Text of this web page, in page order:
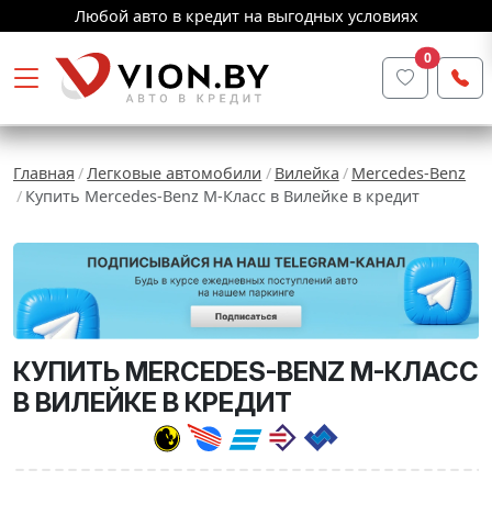
Любой авто в кредит на выгодных условиях
0
Главная Легковые автомобили Вилейка
Mercedes-Benz
Купить Mercedes-Benz M-Класс в Вилейке в кредит
КУПИТЬ MERCEDES-BENZ M-КЛАСС
В ВИЛЕЙКЕ В КРЕДИТ